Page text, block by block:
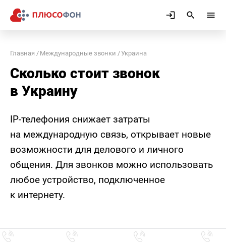
Главная Международные звонки Украина
Сколько стоит звонок
в Украину
IP-телефония снижает затраты
на международную связь, открывает новые
возможности для делового и личного
общения. Для звонков можно использовать
любое устройство, подключенное
к интернету.